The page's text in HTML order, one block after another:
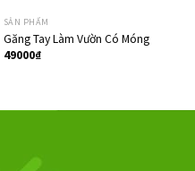
SẢN PHẨM
Găng Tay Làm Vườn Có Móng
49000₫